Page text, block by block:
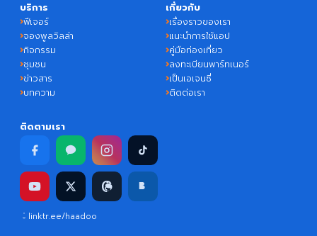
บริการ
ฟีเจอร์
จองพูลวิลล่า
กิจกรรม
ชุมชน
ข่าวสาร
บทความ
เกี่ยวกับ
เรื่องราวของเรา
แนะนำการใช้แอป
คู่มือท่องเที่ยว
ลงทะเบียนพาร์ทเนอร์
เป็นเอเจนซี่
ติดต่อเรา
ติดตามเรา
linktr.ee/haadoo